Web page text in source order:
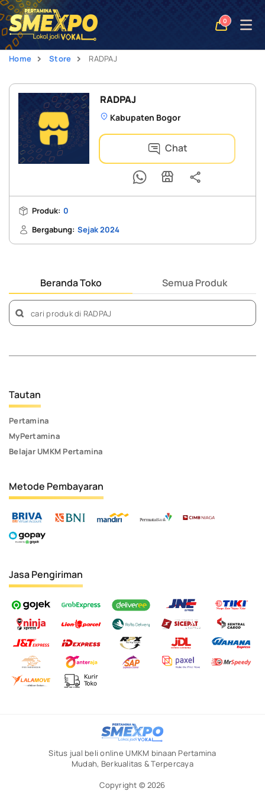
0
Open
Home Store RADPAJ
RADPAJ
Kabupaten Bogor
Chat
Produk: 0
Bergabung: Sejak 2024
Beranda Toko Semua Produk
Tautan
Pertamina
MyPertamina
Belajar UMKM Pertamina
Metode Pembayaran
Jasa Pengiriman
Situs jual beli online UMKM binaan Pertamina
Mudah, Berkualitas & Terpercaya
Copyright © 2026